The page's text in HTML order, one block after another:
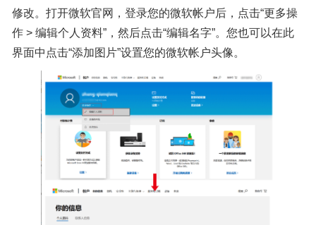
修改。打开微软官网，登录您的微软帐户后，点击“更多操
作 > 编辑个人资料”，然后点击“编辑名字”。您也可以在此
界面中点击“添加图片”设置您的微软帐户头像。